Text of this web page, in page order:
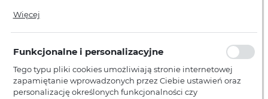
PŁATNOŚCI I DOSTAWA
działania w celu m.in. dostosowania Twoich ustawień
preferencji prywatności, logowania czy wypełniania
formularzy. Dzięki plikom cookies strona, z której korzystasz,
może działać bez zakłóceń.
Więcej
Funkcjonalne i personalizacyjne
Tego typu pliki cookies umożliwiają stronie internetowej
zapamiętanie wprowadzonych przez Ciebie ustawień oraz
personalizację określonych funkcjonalności czy